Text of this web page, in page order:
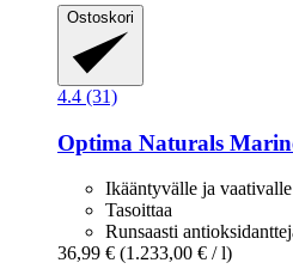
Ostoskori
4.4 (31)
Optima Naturals
Ikääntyvälle ja
Tasoittaa
Runsaasti
36,99 € (1.233,00 € / l)